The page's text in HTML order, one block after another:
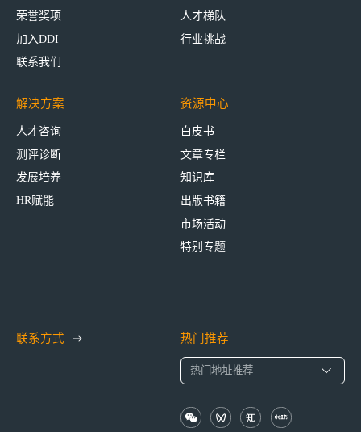
荣誉奖项
加入DDI
联系我们
人才梯队
行业挑战
解决方案
人才咨询
测评诊断
发展培养
HR赋能
资源中心
白皮书
文章专栏
知识库
出版书籍
市场活动
特别专题
联系方式 热门推荐